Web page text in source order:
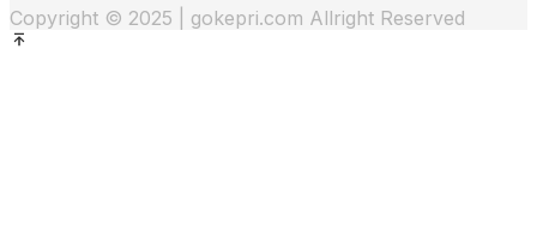
Copyright © 2025 | gokepri.com Allright Reserved